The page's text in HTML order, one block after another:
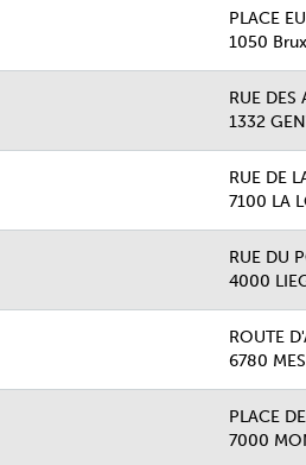
PLACE
1050
RUE DES
1332
RUE DE
7100 LA
RUE DU
4000
ROUTE
6780
PLACE
7000